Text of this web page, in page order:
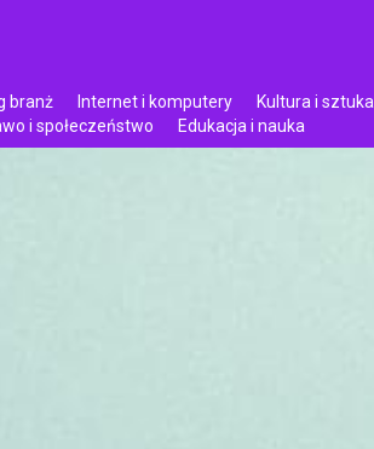
branż Internet i komputery Kultura i sztuka
i społeczeństwo Edukacja i nauka